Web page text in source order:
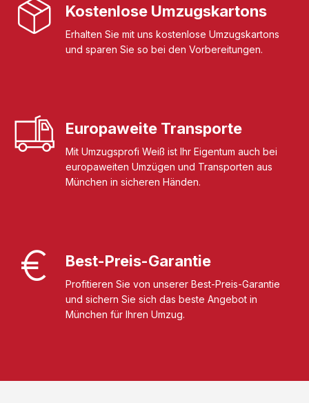
Kostenlose Umzugskartons
Erhalten Sie mit uns kostenlose Umzugskartons
und sparen Sie so bei den Vorbereitungen.
Europaweite Transporte
Mit Umzugsprofi Weiß ist Ihr Eigentum auch bei
europaweiten Umzügen und Transporten aus
München in sicheren Händen.
Best-Preis-Garantie
Profitieren Sie von unserer Best-Preis-Garantie
und sichern Sie sich das beste Angebot in
München für Ihren Umzug.